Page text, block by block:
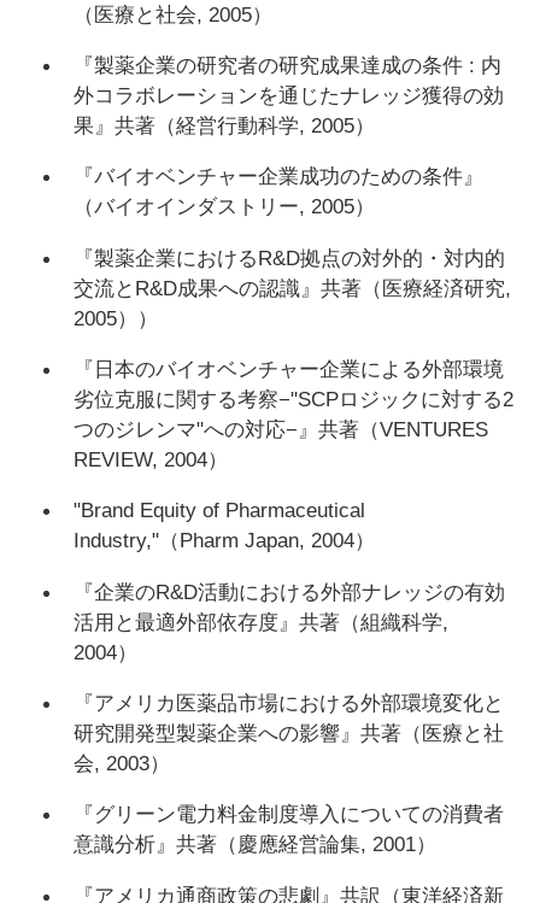
（医療と社会, 2005）
『製薬企業の研究者の研究成果達成の条件 : 内
外コラボレーションを通じたナレッジ獲得の効
果』共著（経営行動科学, 2005）
『バイオベンチャー企業成功のための条件』
（バイオインダストリー, 2005）
『製薬企業におけるR&D拠点の対外的・対内的
交流とR&D成果への認識』共著（医療経済研究,
2005））
『日本のバイオベンチャー企業による外部環境
劣位克服に関する考察−"SCPロジックに対する2
つのジレンマ"への対応−』共著（VENTURES
REVIEW, 2004）
"Brand Equity of Pharmaceutical
Industry,"（Pharm Japan, 2004）
『企業のR&D活動における外部ナレッジの有効
活用と最適外部依存度』共著（組織科学,
2004）
『アメリカ医薬品市場における外部環境変化と
研究開発型製薬企業への影響』共著（医療と社
会, 2003）
『グリーン電力料金制度導入についての消費者
意識分析』共著（慶應経営論集, 2001）
『アメリカ通商政策の悲劇』共訳（東洋経済新